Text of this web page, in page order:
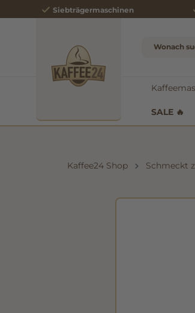
springen Zur Hauptnavigation
Siebträgermaschinen
SALE 🔥
Kaffee24 Shop Schmeckt